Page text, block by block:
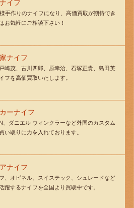
イフ
手作りのナイフになり、高価買取が期待でき
お気軽にご相談下さい！
ナイフ
崎茂、古川四郎、原幸治、石塚正貴、島田英
フを高価買取いたします。
ーナイフ
、ダニエル ウィンクラーなど外国のカスタム
い取りに力を入れております。
ナイフ
、オピネル、スイステック、シュレードなど
躍するナイフを全国より買取中です。